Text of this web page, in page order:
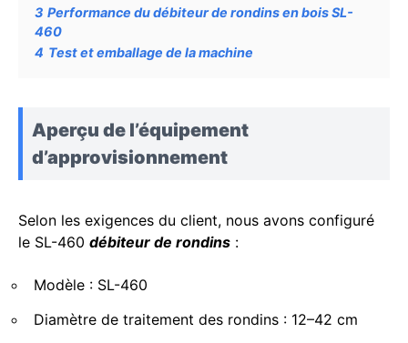
3 Performance du débiteur de rondins en bois SL-
460
4 Test et emballage de la machine
Aperçu de l’équipement
d’approvisionnement
Selon les exigences du client, nous avons configuré
le SL-460 débiteur de rondins :
Modèle : SL-460
Diamètre de traitement des rondins : 12–42 cm